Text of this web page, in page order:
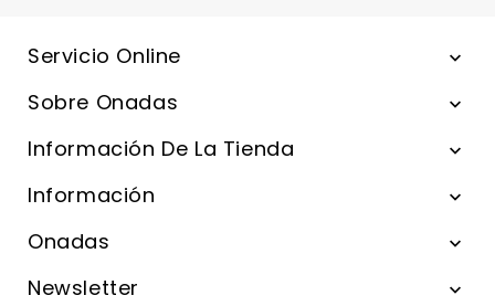
Servicio Online 
Sobre Onadas 
Información De La Tienda 
Información 
Onadas 
Newsletter 